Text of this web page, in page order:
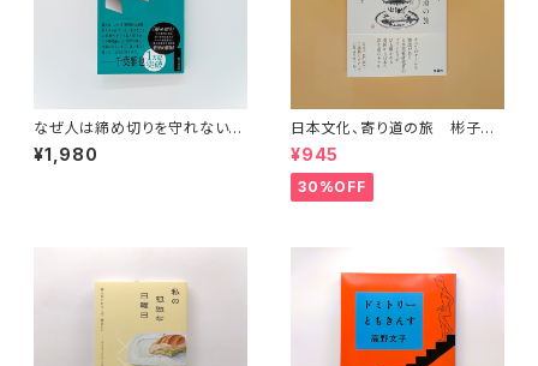
なぜ人は締め切りを守れないの
か
¥1,980
日本文化、寄り道の旅 彬子女
王殿下特別講義
¥945
30%OFF